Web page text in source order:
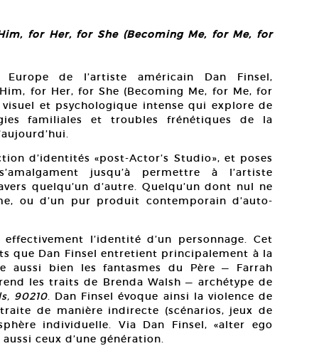
for Her, for She (Becoming Me, for Me, for
de l’artiste américain Dan Finsel,
for Her, for She (Becoming Me, for Me, for
visuel et psychologique intense qui explore de
familiales et troubles frénétiques de la
d’identités «post-Actor’s Studio», et poses
jusqu’à permettre à l’artiste
quelqu’un d’autre. Quelqu’un dont nul ne
ou d’un pur produit contemporain d’auto-
l’identité d’un personnage. Cet
que Dan Finsel entretient principalement à la
aussi bien les fantasmes du Père — Farrah
les traits de Brenda Walsh — archétype de
90210. Dan Finsel évoque ainsi la violence de
de manière indirecte (scénarios, jeux de
individuelle. Via Dan Finsel, «alter ego
ceux d’une génération.